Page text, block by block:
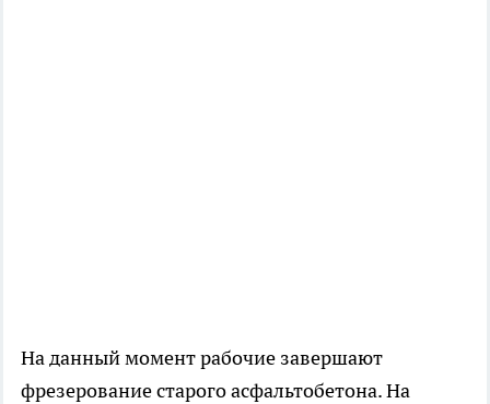
На данный момент рабочие завершают
фрезерование старого асфальтобетона. На